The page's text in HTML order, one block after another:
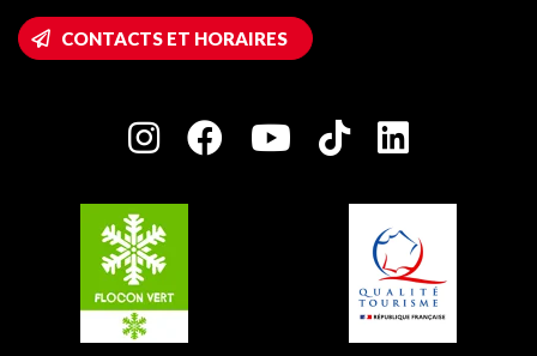
Accès Wifi
Maison des Propriétaires
Charte des Acteurs Engagés
Plagne 1800
Plagne Villages
Plagne Aime 2000
CONTACTS ET HORAIRES